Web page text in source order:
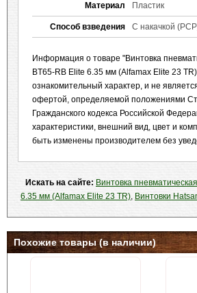
Материал Пластик
Способ взведения С накачкой
Информация о товаре "Винтовка
BT65-RB Elite 6.35 мм (Alfamax Elite 23
ознакомительный характер, и не
офертой, определяемой положениями
Гражданского кодекса Российской
характеристики, внешний вид, цвет и
быть изменены производителем без
Искать на сайте: Винтовка
6.35 мм (Alfamax Elite 23 TR), Винтовки
Похожие товары (в наличии)